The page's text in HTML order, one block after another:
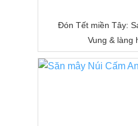
Đón Tết miền Tây:
Vung & làng